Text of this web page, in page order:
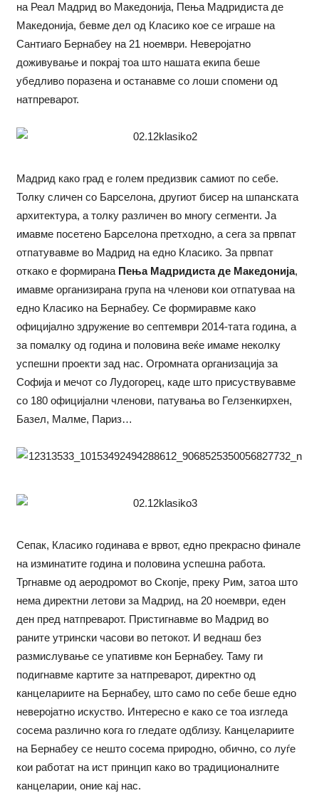
на Реал Мадрид во Македонија, Пења Мадридиста де
Македонија, бевме дел од Класико кое се играше на
Сантиаго Бернабеу на 21 ноември. Неверојатно
доживување и покрај тоа што нашата екипа беше
убедливо поразена и останавме со лоши спомени од
натпреварот.
Мадрид како град е голем предизвик самиот по себе.
Толку сличен со Барселона, другиот бисер на шпанската
архитектура, а толку различен во многу сегменти. Ја
имавме посетено Барселона претходно, а сега за првпат
отпатувавме во Мадрид на едно Класико. За првпат
откако е формирана Пења Мадридиста де Македонија,
имавме организирана група на членови кои отпатуваа на
едно Класико на Бернабеу. Се формиравме како
официјално здружение во септември 2014-тата година, а
за помалку од година и половина веќе имаме неколку
успешни проекти зад нас. Огромната организација за
Софија и мечот со Лудогорец, каде што присуствувавме
со 180 официјални членови, патувања во Гелзенкирхен,
Базел, Малме, Париз…
Сепак, Класико годинава е врвот, едно прекрасно финале
на изминатите година и половина успешна работа.
Тргнавме од аеродромот во Скопје, преку Рим, затоа што
нема директни летови за Мадрид, на 20 ноември, еден
ден пред натпреварот. Пристигнавме во Мадрид во
раните утрински часови во петокот. И веднаш без
размислување се упативме кон Бернабеу. Таму ги
подигнавме картите за натпреварот, директно од
канцелариите на Бернабеу, што само по себе беше едно
неверојатно искуство. Интересно е како се тоа изгледа
сосема различно кога го гледате одблизу. Канцелариите
на Бернабеу се нешто сосема природно, обично, со луѓе
кои работат на ист принцип како во традиционалните
канцеларии, оние кај нас.